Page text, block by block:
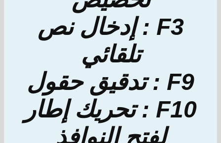
F3 : إدخال نص
تلقائي
F9 : تدقيق حقول
F10 : تحريك إطار
لفتح النوافذ